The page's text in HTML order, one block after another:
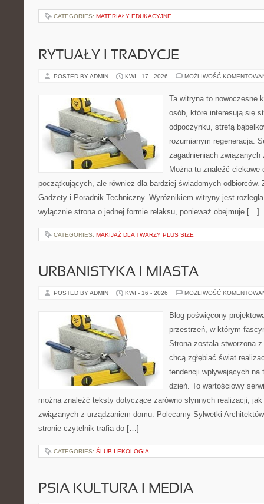
CATEGORIES: MATERIAŁY EDUKACYJNE
RYTUAŁY I TRADYCJE
POSTED BY ADMIN KWI - 17 - 2026 MOŻLIWOŚĆ
Ta witryna to nowoczesne
osób, które interesują się
odpoczynku, strefą
rozumianym regeneracją.
zagadnieniach
Można tu znaleźć ciekawe
początkujących, ale również dla bardziej świadomych odbiorców.
Gadżety i Poradnik Techniczny. Wyróżnikiem witryny jest
wyłącznie strona o jednej formie relaksu, ponieważ obejmuje […]
CATEGORIES: MAKIJAŻ DLA TWARZY PLUS SIZE
URBANISTYKA I MIASTA
POSTED BY ADMIN KWI - 16 - 2026 MOŻLIWOŚĆ
Blog poświęcony
przestrzeń, w którym
Strona została stworzona
chcą zgłębiać świat
tendencji wpływających
dzień. To wartościowy
można znaleźć teksty dotyczące zarówno słynnych realizacji,
związanych z urządzaniem domu. Polecamy Sylwetki
stronie czytelnik trafia do […]
CATEGORIES: ŚLUB I EKOLOGIA
PSIA KULTURA I MEDIA